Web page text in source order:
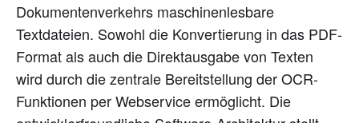
Dokumentenverkehrs maschinenlesbare
Textdateien. Sowohl die Konvertierung in das PDF-
Format als auch die Direktausgabe von Texten
wird durch die zentrale Bereitstellung der OCR-
Funktionen per Webservice ermöglicht. Die